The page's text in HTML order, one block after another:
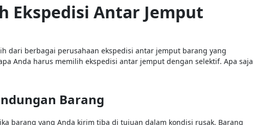
Ekspedisi Antar Jemput
dari berbagai perusahaan ekspedisi antar jemput barang yang
Anda harus memilih ekspedisi antar jemput dengan selektif. Apa saja
Barang
barang yang Anda kirim tiba di tujuan dalam kondisi rusak. Barang